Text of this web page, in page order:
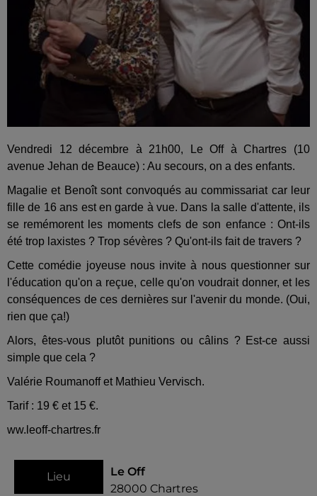
Vendredi 12 décembre à 21h00, Le Off à Chartres (10
avenue Jehan de Beauce) : Au secours, on a des enfants.
Magalie et Benoît sont convoqués au commissariat car leur
fille de 16 ans est en garde à vue. Dans la salle d'attente, ils
se remémorent les moments clefs de son enfance : Ont-ils
été trop laxistes ? Trop sévères ? Qu'ont-ils fait de travers ?
Cette comédie joyeuse nous invite à nous questionner sur
l'éducation qu'on a reçue, celle qu'on voudrait donner, et les
conséquences de ces dernières sur l'avenir du monde. (Oui,
rien que ça!)
Alors, êtes-vous plutôt punitions ou câlins ? Est-ce aussi
simple que cela ?
Valérie Roumanoff et Mathieu Vervisch.
Tarif : 19 € et 15 €.
ww.leoff-chartres.fr
Lieu
Le Off
28000 Chartres